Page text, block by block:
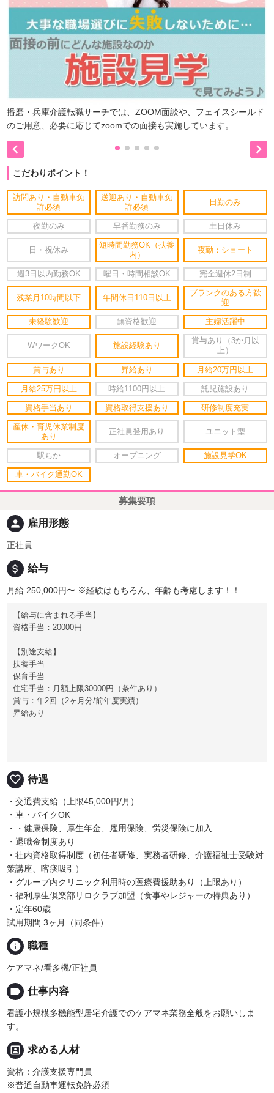
播磨・兵庫介護転職サーチでは、ZOOM面談や、フェイスシールド
のご用意、必要に応じてzoomでの面接も実施しています。
 
こだわりポイント！
訪問あり・自動車免
許必須
送迎あり・自動車免
許必須
日勤のみ
夜勤のみ 早番勤務のみ 土日休み
日・祝休み
短時間勤務OK（扶養
内）
夜勤：ショート
週3日以内勤務OK 曜日・時間相談OK 完全週休2日制
残業月10時間以下 年間休日110日以上
ブランクのある方歓
迎
未経験歓迎 無資格歓迎 主婦活躍中
WワークOK 施設経験あり
賞与あり（3か月以
上）
賞与あり 昇給あり 月給20万円以上
月給25万円以上 時給1100円以上 託児施設あり
資格手当あり 資格取得支援あり 研修制度充実
産休・育児休業制度
あり
正社員登用あり ユニット型
駅ちか オープニング 施設見学OK
車・バイク通勤OK
募集要項
person 雇用形態
正社員
attach_money 給与
月給 250,000円〜 ※経験はもちろん、年齢も考慮します！！
【給与に含まれる手当】
資格手当：20000円
【別途支給】
扶養手当
保育手当
住宅手当：月額上限30000円（条件あり）
賞与：年2回（2ヶ月分/前年度実績）
昇給あり
favorite_border 待遇
・交通費支給（上限45,000円/月）
・車・バイクOK
・・健康保険、厚生年金、雇用保険、労災保険に加入
・退職金制度あり
・社内資格取得制度（初任者研修、実務者研修、介護福祉士受験対
策講座、喀痰吸引）
・グループ内クリニック利用時の医療費援助あり（上限あり）
・福利厚生倶楽部リロクラブ加盟（食事やレジャーの特典あり）
・定年60歳
試用期間 3ヶ月（同条件）
info 職種
ケアマネ/看多機/正社員
label 仕事内容
看護小規模多機能型居宅介護でのケアマネ業務全般をお願いしま
す。
portrait 求める人材
資格：介護支援専門員
※普通自動車運転免許必須